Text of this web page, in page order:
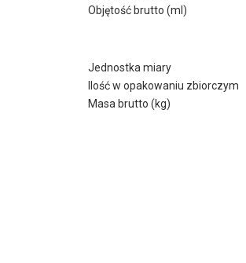
Objętość brutto (ml)
Jednostka miary
Ilość w opakowaniu zbiorczym
Masa brutto (kg)